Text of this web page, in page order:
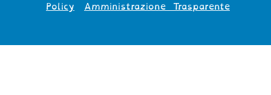
Policy
Amministrazione Trasparente